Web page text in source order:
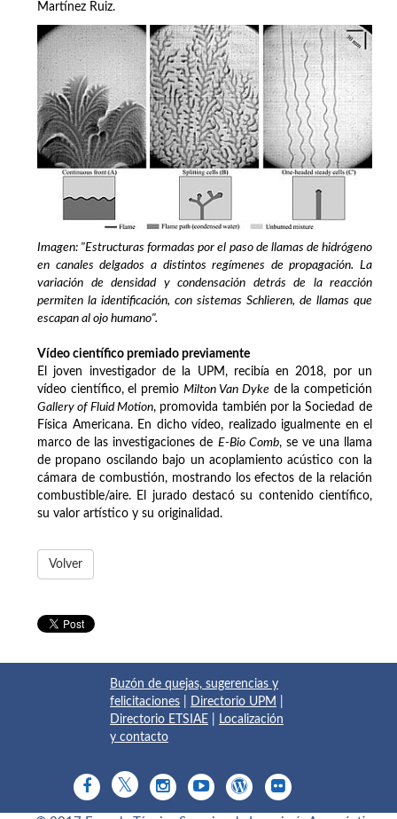
Martínez Ruiz.
Imagen: "Estructuras formadas por el paso de llamas de hidrógeno
en canales delgados a distintos regímenes de propagación. La
variación de densidad y condensación detrás de la reacción
permiten la identificación, con sistemas Schlieren, de llamas que
escapan al ojo humano".
Vídeo científico premiado previamente
El joven investigador de la UPM, recibía en 2018, por un
vídeo científico, el premio Milton Van Dyke de la competición
Gallery of Fluid Motion, promovida también por la Sociedad de
Física Americana. En dicho vídeo, realizado igualmente en el
marco de las investigaciones de E-Bio Comb, se ve una llama
de propano oscilando bajo un acoplamiento acústico con la
cámara de combustión, mostrando los efectos de la relación
combustible/aire. El jurado destacó su contenido científico,
su valor artístico y su originalidad.
Volver
Buzón de quejas, sugerencias y
felicitaciones
Directorio UPM
Directorio ETSIAE
Localización
y contacto